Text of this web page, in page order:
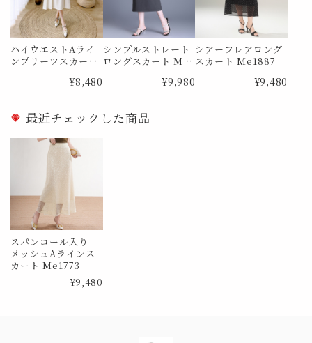
ハイウエストAライ
ンプリーツスカート
¥8,480
シンプルストレート
ロングスカート Me1
¥9,980
シアーフレアロング
スカート Me1887
¥9,480
最近チェックした商品
スパンコール入り
メッシュAラインス
カート Me1773
¥9,480